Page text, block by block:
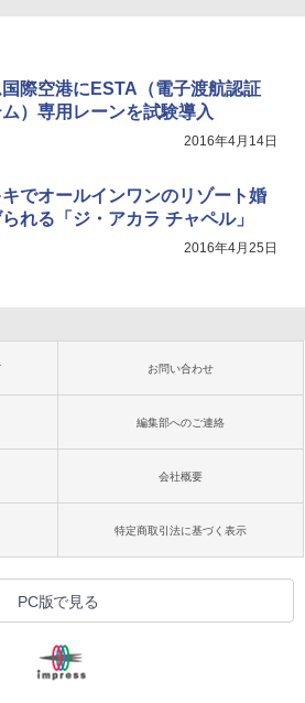
際空港にESTA（電子渡航認証
）専用レーンを試験導入
2016年4月14日
キでオールインワンのリゾート婚
れる「ジ・アカラ チャペル」
2016年4月25日
お問い合わせ
編集部へのご連絡
会社概要
特定商取引法に基づく表示
PC版で見る